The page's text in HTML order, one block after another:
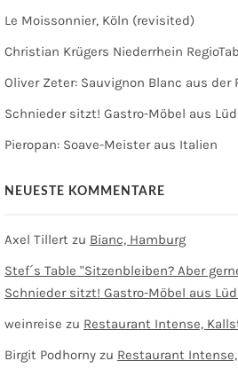
Le Moissonnier, Köln (revisited)
Christian Krügers Niederrhein
Oliver Zeter: Sauvignon Blanc aus der
Schnieder sitzt! Gastro-Möbel aus
Pieropan: Soave-Meister aus Italien
NEUESTE KOMMENTARE
Axel Tillert zu Bianc, Hamburg
Stef´s Table "Sitzenbleiben? Aber
Schnieder sitzt! Gastro-Möbel aus
weinreise zu Restaurant Intense,
Birgit Podhorny zu Restaurant